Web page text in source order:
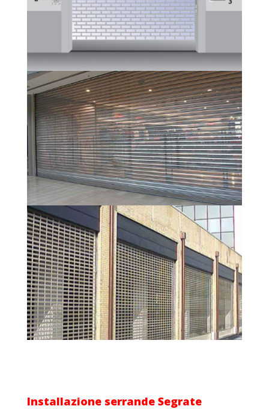
Installazione serrande Segrate